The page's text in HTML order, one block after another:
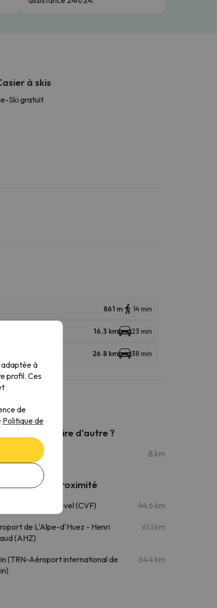
à skis
Ski gratuit
861 m 14 min
16.3 km 23 min
26.8 km 38 min
Que puis-je faire d'autre ?
8 km
Aéroports à proximité
de Courchevel (CVF) 44.6 km
de L'Alpe-d'Huez - Henri
(AHZ)
61.1 km
(TRN-Aéroport international de
64.4 km
adaptée à
profil. Ces
de
Politique de